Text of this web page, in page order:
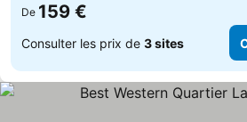
De 159 €
Consulter les prix de 3 sites